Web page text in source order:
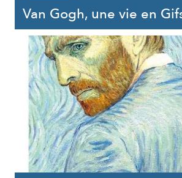
Van Gogh, une vie en